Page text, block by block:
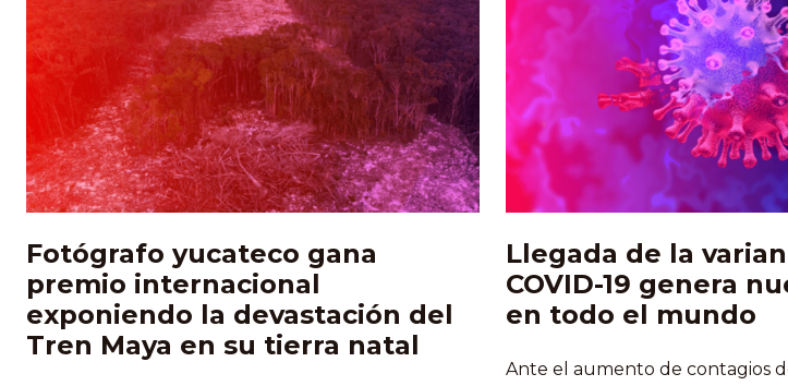
Fotógrafo yucateco gana
premio internacional
exponiendo la devastación del
Tren Maya en su tierra natal
Llegada de la
COVID-19 genera
en todo el mundo
Ante el aumento de contagios